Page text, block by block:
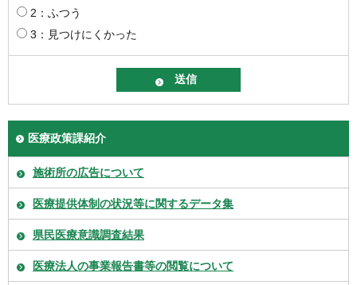
2：ふつう
3：見つけにくかった
医療政策課紹介
施術所の広告について
医療提供体制の状況等に関するデータ集
県民医療意識調査結果
医療法人の事業報告書等の閲覧について